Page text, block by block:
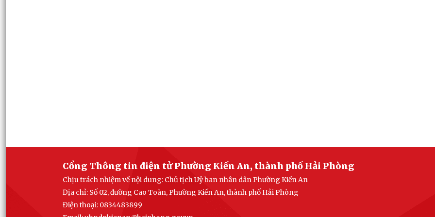
Cổng Thông tin điện tử Phường Kiến An, thành phố Hải Phòng
Chịu trách nhiệm về nội dung: Chủ tịch Uỷ ban nhân dân Phường Kiến An
Địa chỉ: Số 02, đường Cao Toàn, Phường Kiến An, thành phố Hải Phòng
Điện thoại: 0834483899